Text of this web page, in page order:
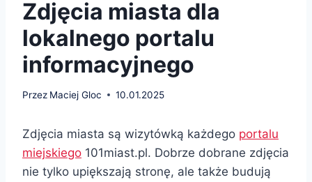
Zdjęcia miasta dla
lokalnego portalu
informacyjnego
Przez Maciej Gloc 10.01.2025
Zdjęcia miasta są wizytówką każdego portalu
miejskiego 101miast.pl. Dobrze dobrane zdjęcia
nie tylko upiększają stronę, ale także budują